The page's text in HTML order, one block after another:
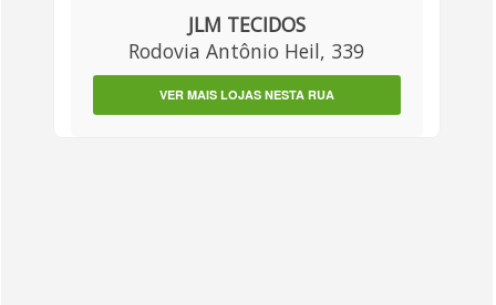
JLM TECIDOS
Rodovia Antônio Heil, 339
VER MAIS LOJAS NESTA RUA